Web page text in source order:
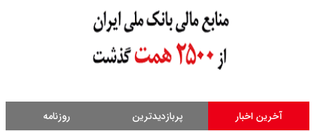
آخرین اخبار پربازدیدترین روزنامه